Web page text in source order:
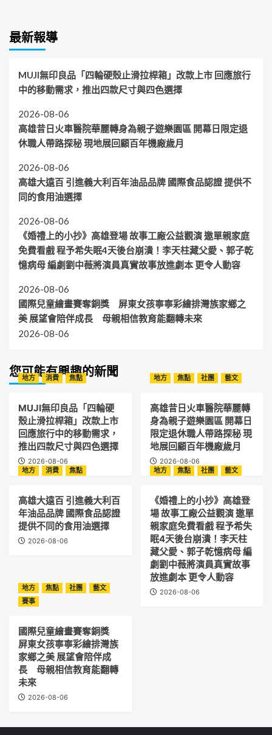
最新報導
MUJI無印良品「四輪硬殼止滑拉桿箱」改款上市 回應旅行
中的移動需求，推出四款尺寸與四色選擇
2026-08-06
高雄昔日火車醫院華麗轉身為親子遊樂園區 開幕日限定退
休職人帶路探秘 現地展回顧百年機廠歲月
2026-08-06
高雄大遠百 引進義大利百年油品品牌 國際食品認證 提供不
同的食用油選擇
2026-08-06
《婚禮上的小抄》高雄登場 故事工廠公益觀演 邀單親家庭
免費看戲 程予希失眠4天後台崩潰！李天柱藏父愛、郭子乾
憶病母 編劇劉中薇將演員真實故事放進劇本 更令人動容
2026-08-06
國際兒童繪畫賽奪銅獎 屏東女孩寧寧彩繪排灣族家鄉之
美 展望會陪伴成長 母親相信教育能翻轉未來
2026-08-06
您可能有興趣的新聞
地方 消費 焦點
MUJI無印良品「四輪硬
殼止滑拉桿箱」改款上市
回應旅行中的移動需求，
推出四款尺寸與四色選擇
2026-08-06
地方 焦點 社團 藝文
高雄昔日火車醫院華麗轉
身為親子遊樂園區 開幕日
限定退休職人帶路探秘 現
地展回顧百年機廠歲月
2026-08-06
地方
消費 焦點
高雄大遠百 引進義大利百
年油品品牌 國際食品認證
提供不同的食用油選擇
2026-08-06
地方 焦點 社團 藝文
《婚禮上的小抄》高雄登
場 故事工廠公益觀演 邀單
親家庭免費看戲 程予希失
眠4天後台崩潰！李天柱
藏父愛、郭子乾憶病母 編
劇劉中薇將演員真實故事
放進劇本 更令人動容
2026-08-06
地方 焦點 社團
藝文
賽事
國際兒童繪畫賽奪銅獎
屏東女孩寧寧彩繪排灣族
家鄉之美 展望會陪伴成
長 母親相信教育能翻轉
未來
2026-08-06